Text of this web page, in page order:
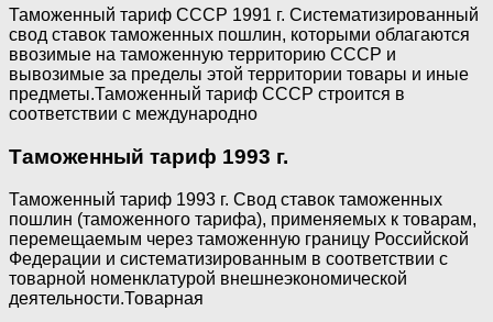
Таможенный тариф СССР 1991 г. Систематизированный
свод ставок таможенных пошлин, которыми облагаются
ввозимые на таможенную территорию СССР и
вывозимые за пределы этой территории товары и иные
предметы.Таможенный тариф СССР строится в
соответствии с международно
Таможенный тариф 1993 г.
Таможенный тариф 1993 г. Свод ставок таможенных
пошлин (таможенного тарифа), применяемых к товарам,
перемещаемым через таможенную границу Российской
Федерации и систематизированным в соответствии с
товарной номенклатурой внешнеэкономической
деятельности.Товарная